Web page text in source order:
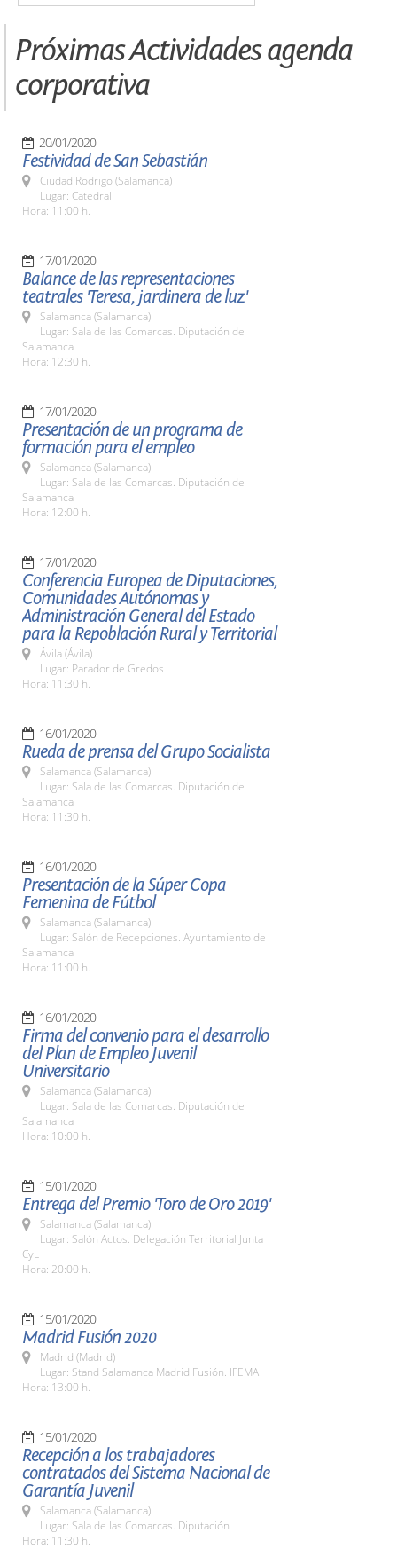
Próximas Actividades agenda
corporativa
20/01/2020
Festividad de San Sebastián
Ciudad Rodrigo (Salamanca)
Lugar: Catedral
Hora: 11:00 h.
17/01/2020
Balance de las representaciones
teatrales 'Teresa, jardinera de luz'
Salamanca (Salamanca)
Lugar: Sala de las Comarcas. Diputación de
Salamanca
Hora: 12:30 h.
17/01/2020
Presentación de un programa de
formación para el empleo
Salamanca (Salamanca)
Lugar: Sala de las Comarcas. Diputación de
Salamanca
Hora: 12:00 h.
17/01/2020
Conferencia Europea de Diputaciones,
Comunidades Autónomas y
Administración General del Estado
para la Repoblación Rural y Territorial
Ávila (Ávila)
Lugar: Parador de Gredos
Hora: 11:30 h.
16/01/2020
Rueda de prensa del Grupo Socialista
Salamanca (Salamanca)
Lugar: Sala de las Comarcas. Diputación de
Salamanca
Hora: 11:30 h.
16/01/2020
Presentación de la Súper Copa
Femenina de Fútbol
Salamanca (Salamanca)
Lugar: Salón de Recepciones. Ayuntamiento de
Salamanca
Hora: 11:00 h.
16/01/2020
Firma del convenio para el desarrollo
del Plan de Empleo Juvenil
Universitario
Salamanca (Salamanca)
Lugar: Sala de las Comarcas. Diputación de
Salamanca
Hora: 10:00 h.
15/01/2020
Entrega del Premio 'Toro de Oro 2019'
Salamanca (Salamanca)
Lugar: Salón Actos. Delegación Territorial Junta
CyL
Hora: 20:00 h.
15/01/2020
Madrid Fusión 2020
Madrid (Madrid)
Lugar: Stand Salamanca Madrid Fusión. IFEMA
Hora: 13:00 h.
15/01/2020
Recepción a los trabajadores
contratados del Sistema Nacional de
Garantía Juvenil
Salamanca (Salamanca)
Lugar: Sala de las Comarcas. Diputación
Hora: 11:30 h.